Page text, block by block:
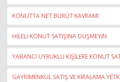
KONUTTA NET BÜRÜT KAVRAMI
HİLELİ KONUT SATIŞINA DÜŞMEYİN
YABANCI UYRUKLU KİŞİLERE KONUT
GAYRİMENKUL SATIŞ VE KİRALAMA